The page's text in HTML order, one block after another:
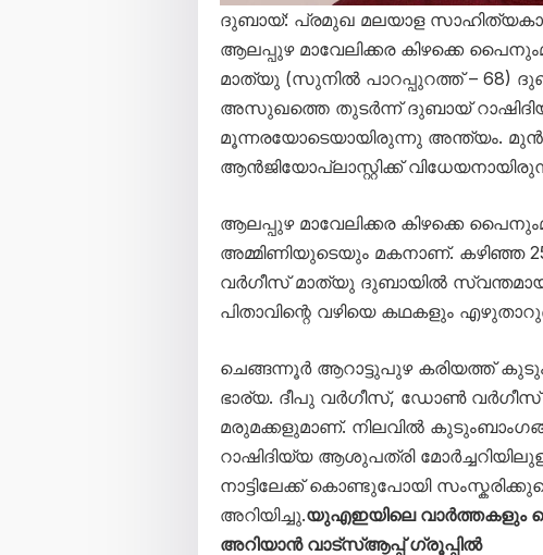
ദുബായ്: പ്രമുഖ മലയാള
ആലപ്പുഴ മാവേലിക്കര കിഴക്കെ
മാത്യു (സുനിൽ പാറപ്പുറത്ത് – 68)
അസുഖത്തെ തുടർന്ന് ദുബായ്
മൂന്നരയോടെയായിരുന്നു അന്ത്യം.
ആൻജിയോപ്ലാസ്റ്റിക്ക്
ആലപ്പുഴ മാവേലിക്കര കിഴക്കെ
അമ്മിണിയുടെയും മകനാണ്. കഴിഞ്ഞ
വർഗീസ് മാത്യു ദുബായിൽ
പിതാവിന്റെ വഴിയെ കഥകളും
ചെങ്ങന്നൂർ ആറാട്ടുപുഴ കരിയത്ത്‌
ഭാര്യ. ദീപു വർഗീസ്, ഡോൺ വർഗീസ്
മരുമക്കളുമാണ്. നിലവിൽ
റാഷിദിയ്യ ആശുപത്രി
നാട്ടിലേക്ക് കൊണ്ടുപോയി
അറിയിച്ചു.യുഎഇയിലെ വാർത്തകളും
അറിയാൻ വാട്സ്ആപ്പ് ഗ്രൂപ്പിൽ